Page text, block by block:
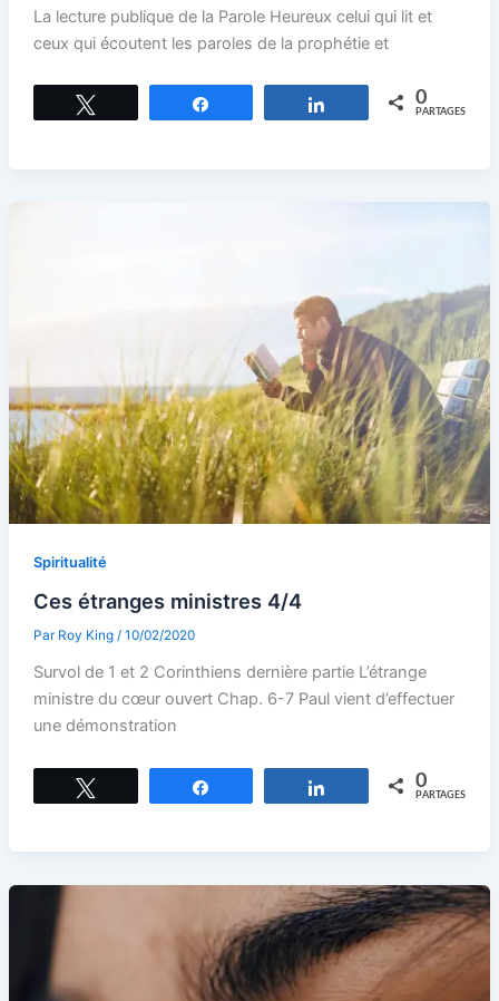
La lecture publique de la Parole Heureux celui qui lit et
ceux qui écoutent les paroles de la prophétie et
Partagez 0
PARTAGES
Spiritualité
Ces étranges ministres 4/4
Par Roy King / 10/02/2020
Survol de 1 et 2 Corinthiens dernière partie L’étrange
ministre du cœur ouvert Chap. 6-7 Paul vient d’effectuer
une démonstration
Partagez 0
PARTAGES